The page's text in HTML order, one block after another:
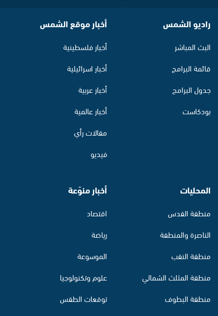
راديو الشمس
البث المباشر
قائمة البرامج
جدول البرامج
بودكاست
أخبار موقع الشمس
أخبار فلسطينية
أخبار اسرائيلية
أخبار عربية
أخبار عالمية
مقالات رأي
فيديو
المحليات
منطقة القدس
الناصرة والمنطقة
منطقة النقب
منطقة المثلث الشمالي
منطقة البطوف
أخبار منوّعة
اقتصاد
رياضة
الموسوعة
علوم وتكنولوجيا
توقعات الطقس